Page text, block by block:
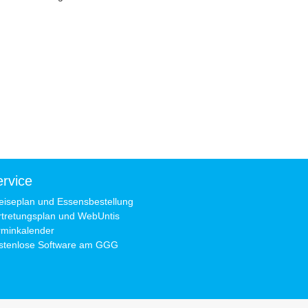
und Essensbestellung
und WebUntis
Software am GGG